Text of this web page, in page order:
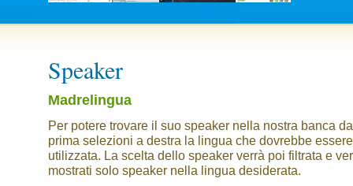
Speaker
Madrelingua
Per potere trovare il suo speaker nella nostra banca
prima selezioni a destra la lingua che dovrebbe essere
utilizzata. La scelta dello speaker verrà poi filtrata e
mostrati solo speaker nella lingua desiderata.